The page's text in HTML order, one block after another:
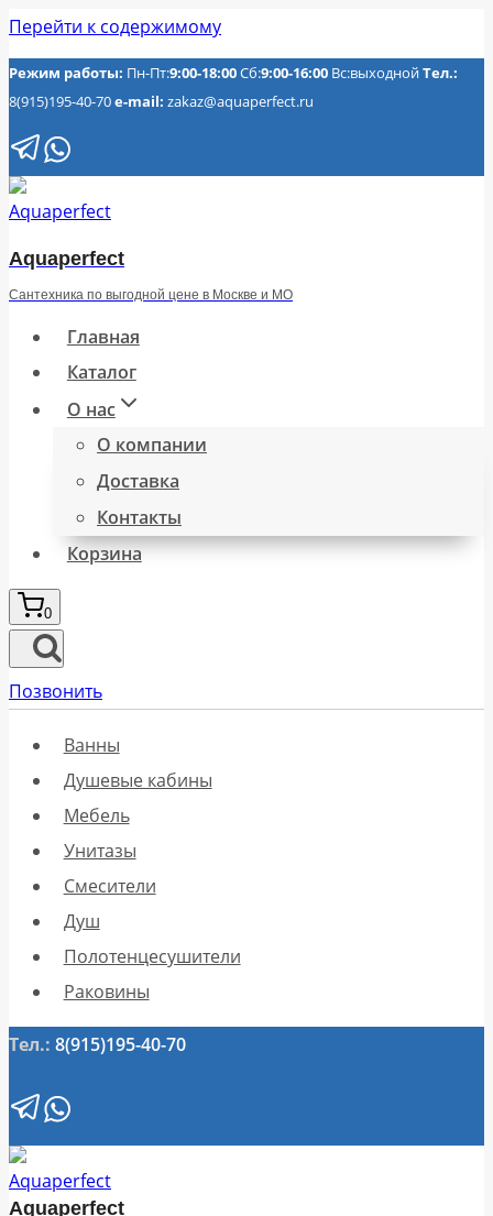
Перейти к содержимому
Режим работы: Пн-Пт:9:00-18:00Сб:9:00-16:00 Вс:выходнойТел.:
8(915)195-40-70e-mail: zakaz@aquaperfect.ru
Aquaperfect
Сантехника по выгодной цене в Москве и МО
Главная
Каталог
О нас
О компании
Доставка
Контакты
Корзина
0
Позвонить
Ванны
Душевые кабины
Мебель
Унитазы
Смесители
Душ
Полотенцесушители
Раковины
Тел.: 8(915)195-40-70
Aquaperfect